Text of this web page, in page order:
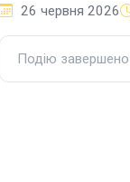
26 червня 2026
Подію завершено